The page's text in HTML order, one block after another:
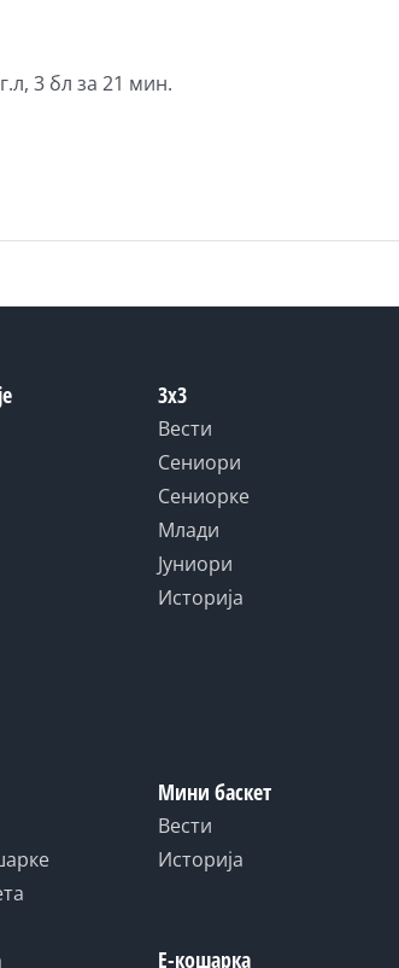
3 бл за 21 мин.
3x3
Вести
Сениори
Сениорке
Млади
Јуниори
Историја
Мини баскет
Вести
Историја
Е-кошарка